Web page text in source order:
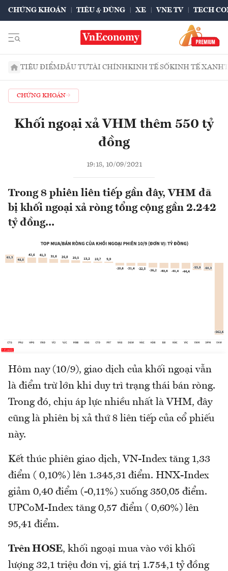
CHỨNG KHOÁN TIÊU & DÙNG XE VNE TV TECH
TIÊU ĐIỂMĐẦU TƯTÀI CHÍNHKINH TẾ SỐKINH TẾ XANH
CHỨNG KHOÁN
Khối ngoại xả VHM thêm 550 tỷ
đồng
19:18, 10/09/2021
Trong 8 phiên liên tiếp gần đây, VHM đã
bị khối ngoại xả ròng tổng cộng gần 2.242
tỷ đồng...
Hôm nay (10/9), giao dịch của khối ngoại vẫn
là điểm trừ lớn khi duy trì trạng thái bán ròng.
Trong đó, chịu áp lực nhiều nhất là VHM, đây
cũng là phiên bị xả thứ 8 liên tiếp của cổ phiếu
này.
Kết thúc phiên giao dịch, VN-Index tăng 1,33
điểm ( 0,10%) lên 1.345,31 điểm. HNX-Index
giảm 0,40 điểm (-0,11%) xuống 350,05 điểm.
UPCoM-Index tăng 0,57 điểm ( 0,60%) lên
95,41 điểm.
Trên HOSE, khối ngoại mua vào với khối
lượng 32,1 triệu đơn vị, giá trị 1.754,1 tỷ đồng